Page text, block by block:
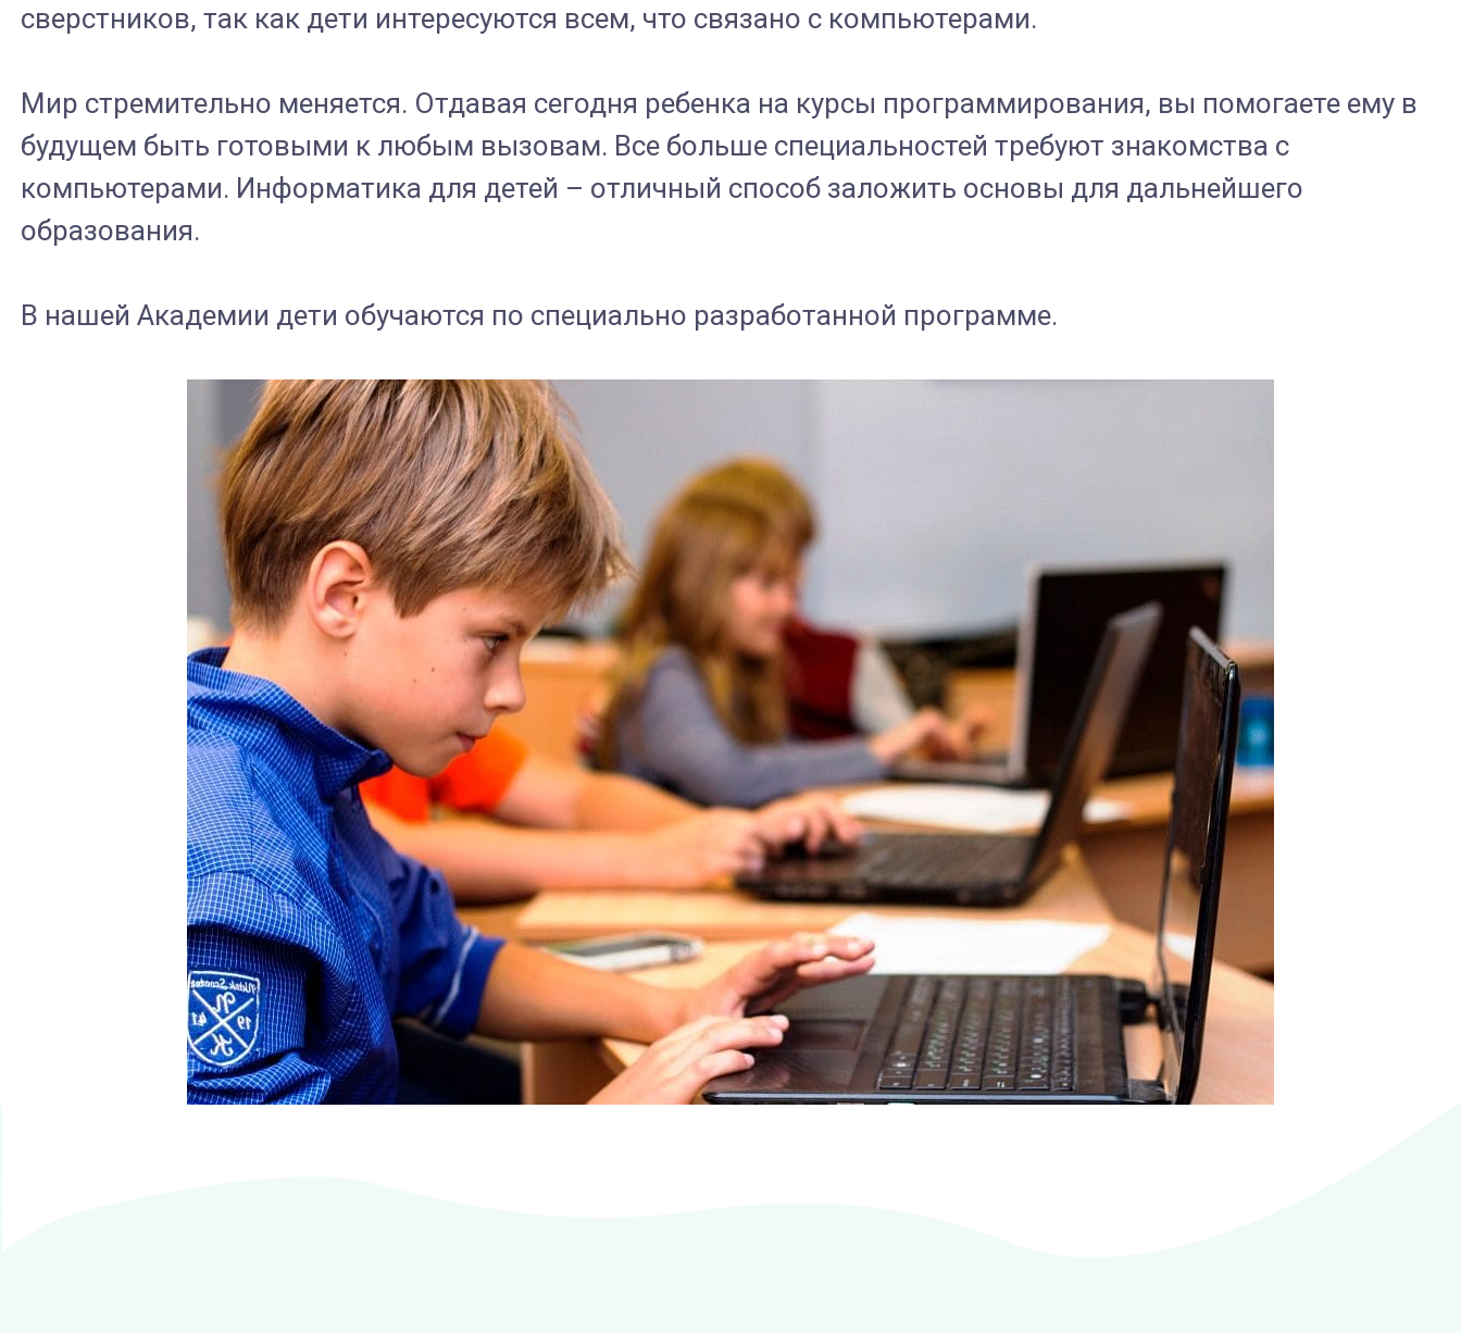
сверстников, так как дети интересуются всем, что связано с компьютерами.
Мир стремительно меняется. Отдавая сегодня ребенка на курсы программирования, вы помогаете ему в
будущем быть готовыми к любым вызовам. Все больше специальностей требуют знакомства с
компьютерами. Информатика для детей – отличный способ заложить основы для дальнейшего
образования.
В нашей Академии дети обучаются по специально разработанной программе.